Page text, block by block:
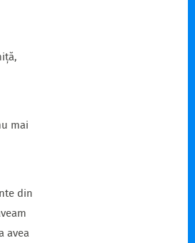
mai
din
avea